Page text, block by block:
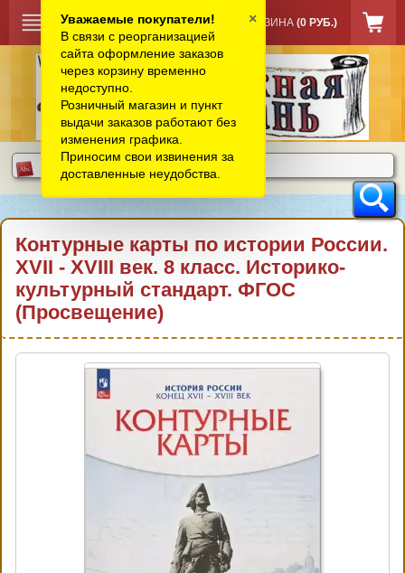
КОРЗИНА (0 РУБ.)
Контурные карты по истории России.
XVII - XVIII век. 8 класс. Историко-
культурный стандарт. ФГОС
(Просвещение)
Уважаемые покупатели!
В связи с реорганизацией
сайта оформление заказов
через корзину временно
недоступно.
Розничный магазин и пункт
выдачи заказов работают без
изменения графика.
Приносим свои извинения за
доставленные неудобства.
×